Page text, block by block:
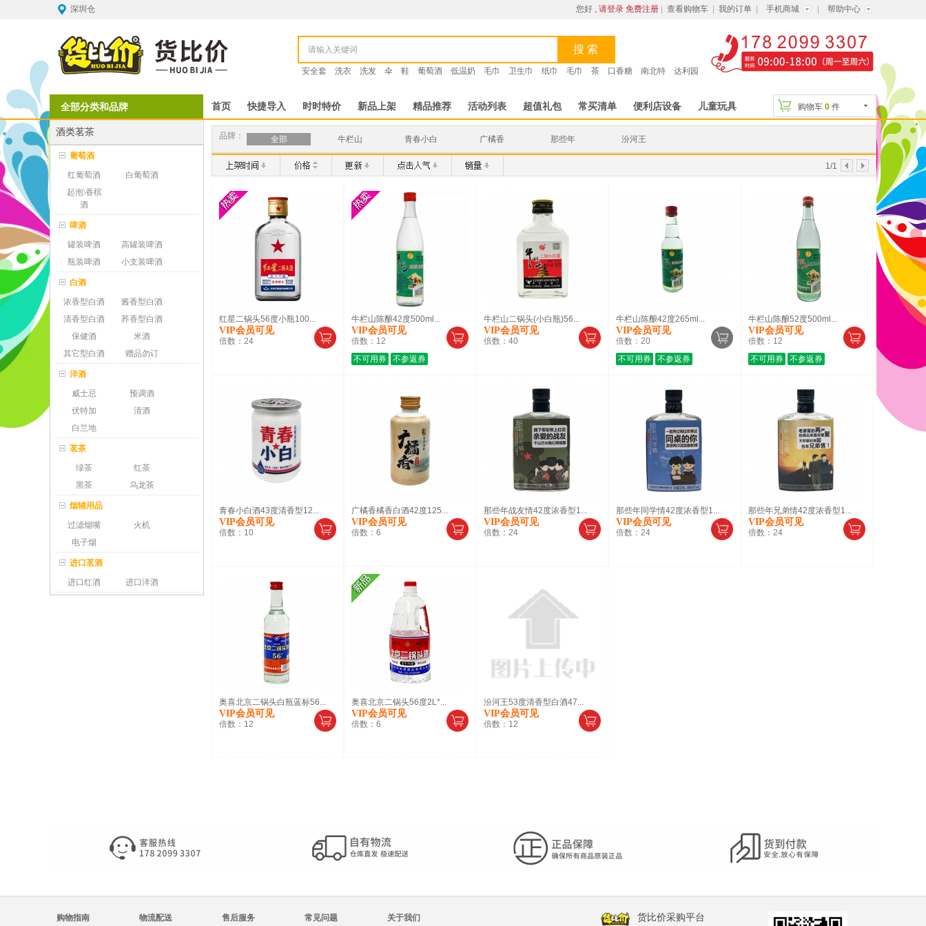
深圳仓 查看购物车 我的订单 手机商城 帮助中心
您好 , 请登录 免费注册
搜 索
安全套 洗衣 洗发 伞 鞋 葡萄酒 低温奶 毛巾 卫生巾 纸巾 毛巾 茶 口香糖 南北特 达利园
全部分类和品牌 首页 快捷导入 时时特价 新品上架 精品推荐 活动列表 超值礼包 常买清单 便利店设备 儿童玩具 购物车 0 件
酒类茗茶
葡萄酒
红葡萄酒
白葡萄酒
起泡\香槟
酒
啤酒
罐装啤酒
高罐装啤酒
瓶装啤酒
小支装啤酒
白酒
浓香型白酒
酱香型白酒
清香型白酒
荞香型白酒
保健酒
米酒
其它型白酒
赠品勿订
洋酒
威士忌
预调酒
伏特加
清酒
白兰地
茗茶
绿茶
红茶
黑茶
乌龙茶
烟辅用品
过滤烟嘴
火机
电子烟
进口茗酒
进口红酒
进口洋酒
品牌： 全部 牛栏山 青春小白 广橘香 那些年 汾河王
1/1
红星二锅头56度小瓶100...
VIP会员可见
倍数： 24
牛栏山陈酿42度500ml...
VIP会员可见
倍数： 12
不可用券
不参返券
牛栏山二锅头(小白瓶)56...
VIP会员可见
倍数： 40
牛栏山陈酿42度265ml...
VIP会员可见
倍数： 20
不可用券
不参返券
牛栏山陈酿52度500ml...
VIP会员可见
倍数： 12
不可用券
不参返券
青春小白酒43度清香型12...
VIP会员可见
倍数： 10
广橘香橘香白酒42度125...
VIP会员可见
倍数： 6
那些年战友情42度浓香型1...
VIP会员可见
倍数： 24
那些年同学情42度浓香型1...
VIP会员可见
倍数： 24
那些年兄弟情42度浓香型1...
VIP会员可见
倍数： 24
奥喜北京二锅头白瓶蓝标56...
VIP会员可见
倍数： 12
奥喜北京二锅头56度2L*...
VIP会员可见
倍数： 6
汾河王53度清香型白酒47...
VIP会员可见
倍数： 12
购物指南 物流配送 售后服务 常见问题 关于我们 货比价采购平台